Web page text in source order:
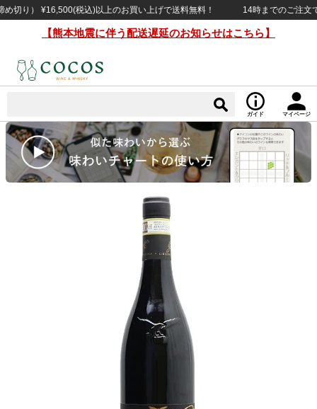
） ¥16,500(税込)以上のお買い上げで送料無料！ 14時までのご注文で
【熊本地震に伴う配送遅延のお知らせはこちら】
ガイド マイページ